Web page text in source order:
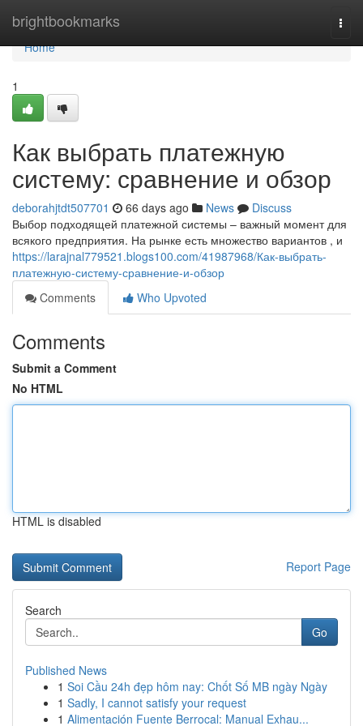
brightbookmarks
Home
Home
1
Как выбрать платежную
систему: сравнение и обзор
deborahjtdt507701 66 days ago News
Discuss
Выбор подходящей платежной системы – важный момент для
всякого предприятия. На рынке есть множество вариантов , и
https://larajnal779521.blogs100.com/41987968/Как-выбрать-
платежную-систему-сравнение-и-обзор
Comments
Who Upvoted
Comments
Submit a Comment
No HTML
HTML is disabled
Report Page
Search
Go
Published News
1 Soi Cầu 24h đẹp hôm nay: Chốt Số MB ngày Ngày
1 Sadly, I cannot satisfy your request
1 Alimentación Fuente Berrocal: Manual Exhau...